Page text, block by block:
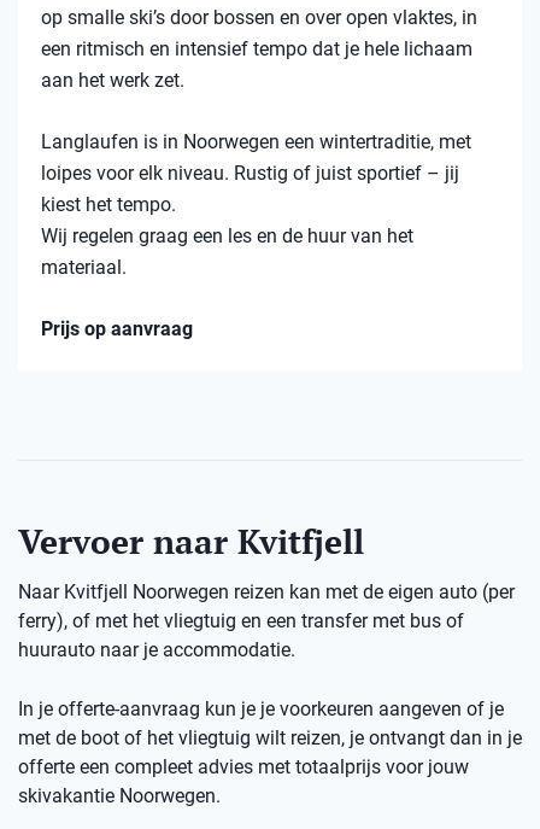
op smalle ski’s door bossen en over open vlaktes, in
een ritmisch en intensief tempo dat je hele lichaam
aan het werk zet.
Langlaufen is in Noorwegen een wintertraditie, met
loipes voor elk niveau. Rustig of juist sportief – jij
kiest het tempo.
Wij regelen graag een les en de huur van het
materiaal.
Prijs op aanvraag
Vervoer naar Kvitfjell
Naar Kvitfjell Noorwegen reizen kan met de eigen auto (per
ferry), of met het vliegtuig en een transfer met bus of
huurauto naar je accommodatie.
In je offerte-aanvraag kun je je voorkeuren aangeven of je
met de boot of het vliegtuig wilt reizen, je ontvangt dan in je
offerte een compleet advies met totaalprijs voor jouw
skivakantie Noorwegen.